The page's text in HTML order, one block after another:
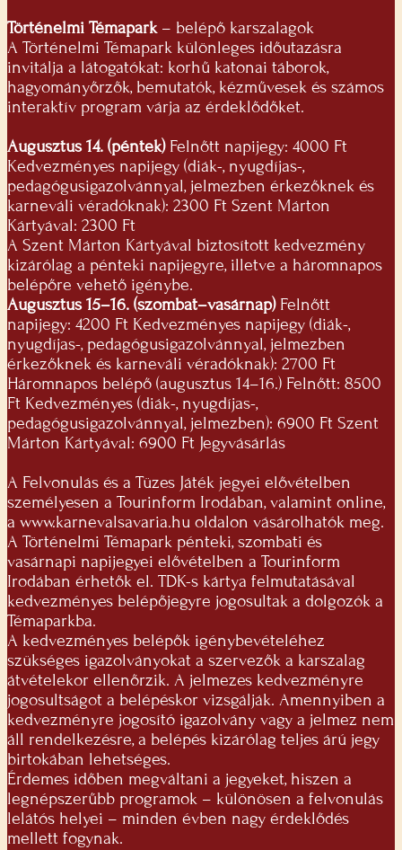
Történelmi Témapark– belépő karszalagok
A Történelmi Témapark különleges időutazásra
invitálja a látogatókat: korhű katonai táborok,
hagyományőrzők, bemutatók, kézművesek és számos
interaktív program várja az érdeklődőket.
Augusztus 14. (péntek)Felnőtt napijegy: 4000 Ft
Kedvezményes napijegy (diák-, nyugdíjas-,
pedagógusigazolvánnyal, jelmezben érkezőknek és
karneváli véradóknak): 2300 Ft Szent Márton
Kártyával: 2300 Ft
A Szent Márton Kártyával biztosított kedvezmény
kizárólag a pénteki napijegyre, illetve a háromnapos
belépőre vehető igénybe.
Augusztus 15–16. (szombat–vasárnap)Felnőtt
napijegy: 4200 Ft Kedvezményes napijegy (diák-,
nyugdíjas-, pedagógusigazolvánnyal, jelmezben
érkezőknek és karneváli véradóknak): 2700 Ft
Háromnapos belépő (augusztus 14–16.) Felnőtt: 8500
Ft Kedvezményes (diák-, nyugdíjas-,
pedagógusigazolvánnyal, jelmezben): 6900 Ft Szent
Márton Kártyával: 6900 Ft Jegyvásárlás
A Felvonulás és a Tüzes Játék jegyei elővételben
személyesen a Tourinform Irodában, valamint online,
a www.karnevalsavaria.hu oldalon vásárolhatók meg.
A Történelmi Témapark pénteki, szombati és
vasárnapi napijegyei elővételben a Tourinform
Irodában érhetők el. TDK-s kártya felmutatásával
kedvezményes belépőjegyre jogosultak a dolgozók a
Témaparkba.
A kedvezményes belépők igénybevételéhez
szükséges igazolványokat a szervezők a karszalag
átvételekor ellenőrzik. A jelmezes kedvezményre
jogosultságot a belépéskor vizsgálják. Amennyiben a
kedvezményre jogosító igazolvány vagy a jelmez nem
áll rendelkezésre, a belépés kizárólag teljes árú jegy
birtokában lehetséges.
Érdemes időben megváltani a jegyeket, hiszen a
legnépszerűbb programok – különösen a felvonulás
lelátós helyei – minden évben nagy érdeklődés
mellett fogynak.